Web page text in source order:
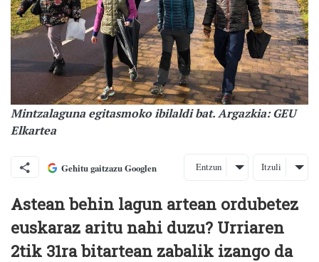
Mintzalaguna egitasmoko ibilaldi bat. Argazkia: GEU
Elkartea
Gehitu gaitzazu Googlen Entzun Itzuli
Astean behin lagun artean ordubetez
euskaraz aritu nahi duzu? Urriaren
2tik 31ra bitartean zabalik izango da